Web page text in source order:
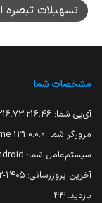
تسهیلات تبصره
مشخصات شما
آی‌پی شما:
مرورگر شما: 131.0.0.0 Chrome
سیستم‌عامل شما:
آخرین بروزرسانی: ۱۴۰۵-۰۲-۲۰
بازدید: 44